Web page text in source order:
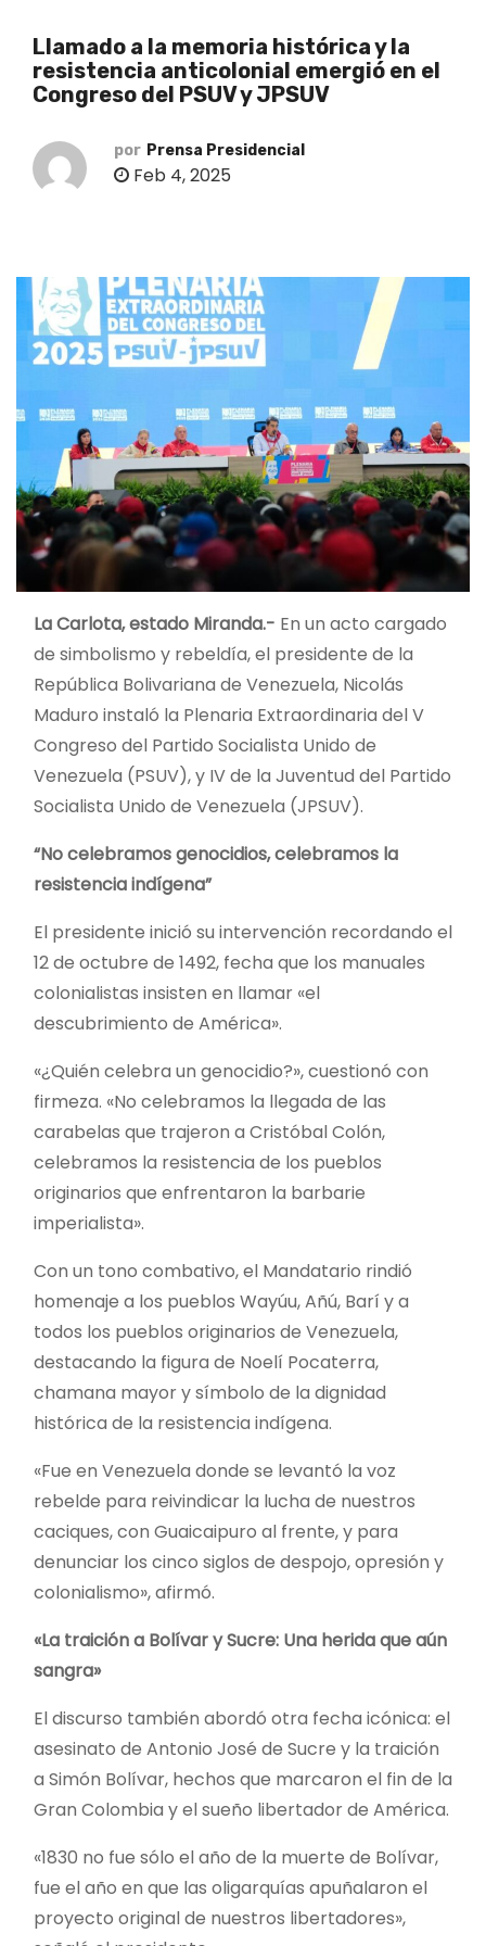
Llamado a la memoria histórica y la
resistencia anticolonial emergió en el
Congreso del PSUV y JPSUV
por Prensa Presidencial
Feb 4, 2025
La Carlota, estado Miranda.- En un acto cargado
de simbolismo y rebeldía, el presidente de la
República Bolivariana de Venezuela, Nicolás
Maduro instaló la Plenaria Extraordinaria del V
Congreso del Partido Socialista Unido de
Venezuela (PSUV), y IV de la Juventud del Partido
Socialista Unido de Venezuela (JPSUV).
“No celebramos genocidios, celebramos la
resistencia indígena”
El presidente inició su intervención recordando el
12 de octubre de 1492, fecha que los manuales
colonialistas insisten en llamar «el
descubrimiento de América».
«¿Quién celebra un genocidio?», cuestionó con
firmeza. «No celebramos la llegada de las
carabelas que trajeron a Cristóbal Colón,
celebramos la resistencia de los pueblos
originarios que enfrentaron la barbarie
imperialista».
Con un tono combativo, el Mandatario rindió
homenaje a los pueblos Wayúu, Añú, Barí y a
todos los pueblos originarios de Venezuela,
destacando la figura de Noelí Pocaterra,
chamana mayor y símbolo de la dignidad
histórica de la resistencia indígena.
«Fue en Venezuela donde se levantó la voz
rebelde para reivindicar la lucha de nuestros
caciques, con Guaicaipuro al frente, y para
denunciar los cinco siglos de despojo, opresión y
colonialismo», afirmó.
«La traición a Bolívar y Sucre: Una herida que aún
sangra»
El discurso también abordó otra fecha icónica: el
asesinato de Antonio José de Sucre y la traición
a Simón Bolívar, hechos que marcaron el fin de la
Gran Colombia y el sueño libertador de América.
«1830 no fue sólo el año de la muerte de Bolívar,
fue el año en que las oligarquías apuñalaron el
proyecto original de nuestros libertadores»,